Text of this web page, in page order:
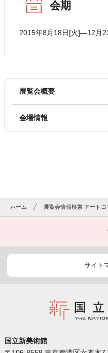
会期
2015年8月18日[火]―12月
展覧会概要
会場情報
ホーム 展覧会情報検索 アートコ
サイト
国立新美術館